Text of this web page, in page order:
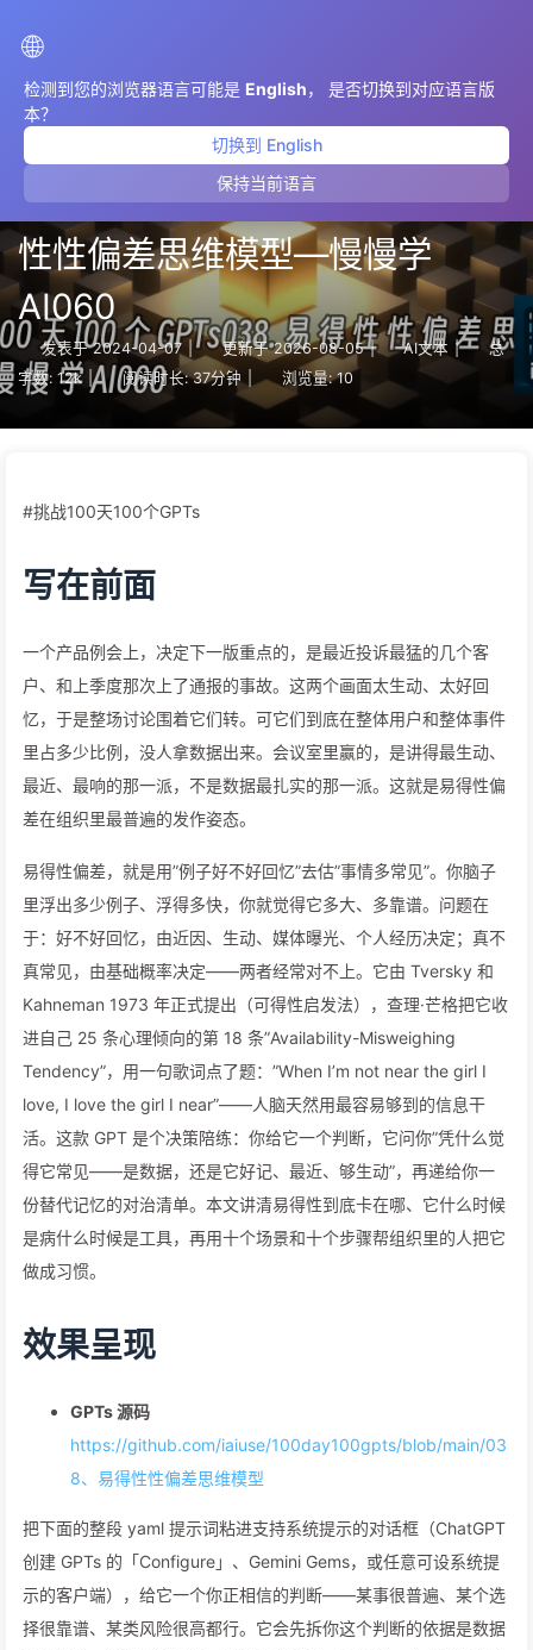
🌐
检测到您的浏览器语言可能是 English， 是否切换到对应语言版
本？
切换到 English
保持当前语言
挑战100天100个GPTs038.易得
性性偏差思维模型—慢慢学
AI060
发表于 2024-04-07 更新于 2026-08-05 | AI文本 |
总
字数: 12k 阅读时长: 37分钟 浏览量: 10
#挑战100天100个GPTs
写在前面
一个产品例会上，决定下一版重点的，是最近投诉最猛的几个客
户、和上季度那次上了通报的事故。这两个画面太生动、太好回
忆，于是整场讨论围着它们转。可它们到底在整体用户和整体事件
里占多少比例，没人拿数据出来。会议室里赢的，是讲得最生动、
最近、最响的那一派，不是数据最扎实的那一派。这就是易得性偏
差在组织里最普遍的发作姿态。
易得性偏差，就是用”例子好不好回忆”去估”事情多常见”。你脑子
里浮出多少例子、浮得多快，你就觉得它多大、多靠谱。问题在
于：好不好回忆，由近因、生动、媒体曝光、个人经历决定；真不
真常见，由基础概率决定——两者经常对不上。它由 Tversky 和
Kahneman 1973 年正式提出（可得性启发法），查理·芒格把它收
进自己 25 条心理倾向的第 18 条”Availability-Misweighing
Tendency”，用一句歌词点了题：”When I’m not near the girl I
love, I love the girl I near”——人脑天然用最容易够到的信息干
活。这款 GPT 是个决策陪练：你给它一个判断，它问你”凭什么觉
得它常见——是数据，还是它好记、最近、够生动”，再递给你一
份替代记忆的对治清单。本文讲清易得性到底卡在哪、它什么时候
是病什么时候是工具，再用十个场景和十个步骤帮组织里的人把它
做成习惯。
效果呈现
GPTs 源码
https://github.com/iaiuse/100day100gpts/blob/main/03
8、易得性性偏差思维模型
把下面的整段 yaml 提示词粘进支持系统提示的对话框（ChatGPT
创建 GPTs 的「Configure」、Gemini Gems，或任意可设系统提
示的客户端），给它一个你正相信的判断——某事很普遍、某个选
择很靠谱、某类风险很高都行。它会先拆你这个判断的依据是数据